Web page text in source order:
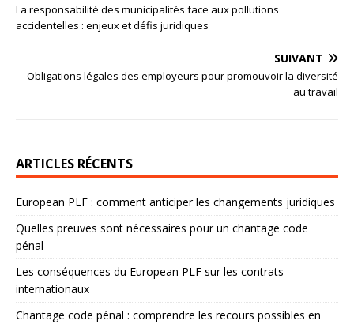
La responsabilité des municipalités face aux pollutions
accidentelles : enjeux et défis juridiques
SUIVANT
Obligations légales des employeurs pour promouvoir la diversité
au travail
ARTICLES RÉCENTS
European PLF : comment anticiper les changements juridiques
Quelles preuves sont nécessaires pour un chantage code
pénal
Les conséquences du European PLF sur les contrats
internationaux
Chantage code pénal : comprendre les recours possibles en